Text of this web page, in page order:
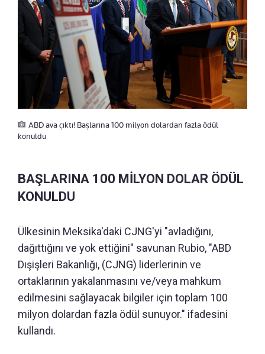
ABD ava çıktı! Başlarına 100 milyon dolardan fazla ödül
konuldu
BAŞLARINA 100 MİLYON DOLAR ÖDÜL
KONULDU
Ülkesinin Meksika'daki CJNG'yi "avladığını,
dağıttığını ve yok ettiğini" savunan Rubio, "ABD
Dışişleri Bakanlığı, (CJNG) liderlerinin ve
ortaklarının yakalanmasını ve/veya mahkum
edilmesini sağlayacak bilgiler için toplam 100
milyon dolardan fazla ödül sunuyor." ifadesini
kullandı.